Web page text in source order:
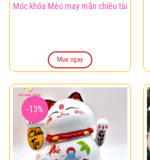
Móc khóa Mèo may mắn chiêu tài
Mua ngay
-13%